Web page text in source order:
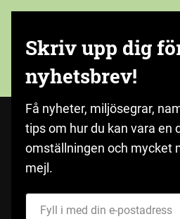
Skriv upp dig
nyhetsbrev!
Få nyheter, miljösegrar,
tips om hur du kan vara en
omställningen och mycket
mejl.